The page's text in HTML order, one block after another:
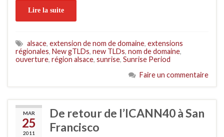
Lire la suite
alsace, extension de nom de domaine, extensions
régionales, New gTLDs, new TLDs, nom de domaine,
ouverture, région alsace, sunrise, Sunrise Period
Faire un commentaire
MAR
25
2011
De retour de l’ICANN40 à San
Francisco